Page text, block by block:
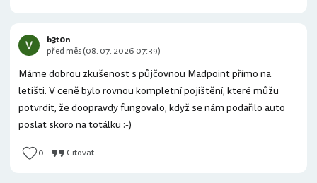
Máme dobrou zkušenost s půjčovnou Madpoint přímo na
letišti. V ceně bylo rovnou kompletní pojištění, které můžu
potvrdit, že doopravdy fungovalo, když se nám podařilo auto
poslat skoro na totálku :-)
0 Citovat
b3t0n
před měs (08. 07. 2026 07:39)